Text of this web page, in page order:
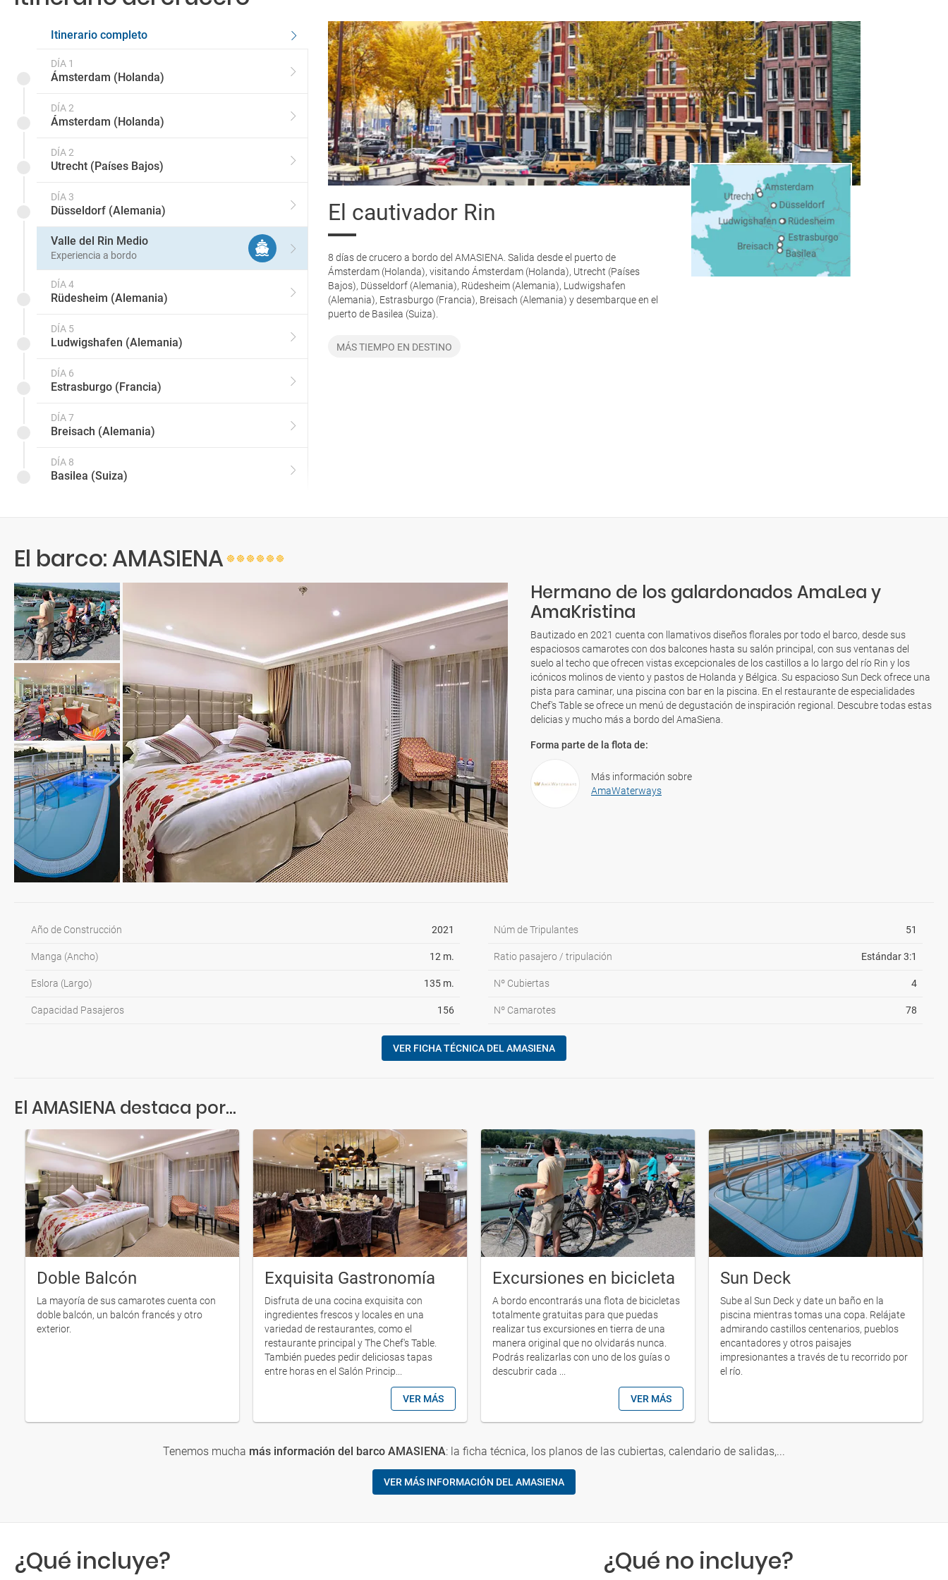
Itinerario completo
DÍA 1
Ámsterdam (Holanda)
DÍA 2
Ámsterdam (Holanda)
DÍA 2
Utrecht (Países Bajos)
DÍA 3
Düsseldorf (Alemania)
Valle del Rin Medio
Experiencia a bordo
DÍA 4
Rüdesheim (Alemania)
DÍA 5
Ludwigshafen (Alemania)
DÍA 6
Estrasburgo (Francia)
DÍA 7
Breisach (Alemania)
DÍA 8
Basilea (Suiza)
El cautivador Rin
8 días de crucero a bordo del AMASIENA. Salida desde el puerto de
Ámsterdam (Holanda), visitando Ámsterdam (Holanda), Utrecht (Países
Bajos), Düsseldorf (Alemania), Rüdesheim (Alemania), Ludwigshafen
(Alemania), Estrasburgo (Francia), Breisach (Alemania) y desembarque en el
puerto de Basilea (Suiza).
MÁS TIEMPO EN DESTINO
El barco: AMASIENA
Hermano de los galardonados AmaLea y
AmaKristina
Bautizado en 2021 cuenta con llamativos diseños florales por todo el barco, desde sus
espaciosos camarotes con dos balcones hasta su salón principal, con sus ventanas del
suelo al techo que ofrecen vistas excepcionales de los castillos a lo largo del río Rin y los
icónicos molinos de viento y pastos de Holanda y Bélgica. Su espacioso Sun Deck ofrece una
pista para caminar, una piscina con bar en la piscina. En el restaurante de especialidades
Chef's Table se ofrece un menú de degustación de inspiración regional. Descubre todas estas
delicias y mucho más a bordo del AmaSiena.
Forma parte de la flota de:
Más información sobre
AmaWaterways
Año de Construcción 2021
Manga (Ancho) 12 m.
Eslora (Largo) 135 m.
Capacidad Pasajeros 156
Núm de Tripulantes 51
Ratio pasajero / tripulación Estándar 3:1
Nº Cubiertas 4
Nº Camarotes 78
VER FICHA TÉCNICA DEL AMASIENA
El AMASIENA destaca por...
Doble Balcón
La mayoría de sus camarotes cuenta con
doble balcón, un balcón francés y otro
exterior.
Exquisita Gastronomía
Disfruta de una cocina exquisita con
ingredientes frescos y locales en una
variedad de restaurantes, como el
restaurante principal y The Chef's Table.
También puedes pedir deliciosas tapas
entre horas en el Salón Princip...
VER MÁS
Excursiones en bicicleta
A bordo encontrarás una flota de bicicletas
totalmente gratuitas para que puedas
realizar tus excursiones en tierra de una
manera original que no olvidarás nunca.
Podrás realizarlas con uno de los guías o
descubrir cada ...
VER MÁS
Sun Deck
Sube al Sun Deck y date un baño en la
piscina mientras tomas una copa. Relájate
admirando castillos centenarios, pueblos
encantadores y otros paisajes
impresionantes a través de tu recorrido por
el río.
Tenemos mucha más información del barco AMASIENA: la ficha técnica, los planos de las cubiertas, calendario de salidas,...
VER MÁS INFORMACIÓN DEL AMASIENA
¿Qué incluye? ¿Qué no incluye?